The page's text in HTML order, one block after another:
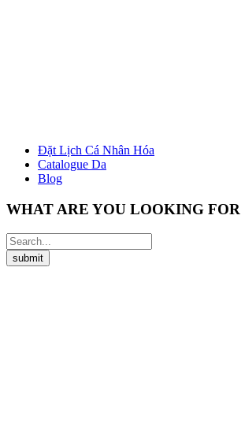
Đặt Lịch Cá Nhân Hóa
Catalogue Da
Blog
WHAT ARE YOU LOOKING FOR
submit